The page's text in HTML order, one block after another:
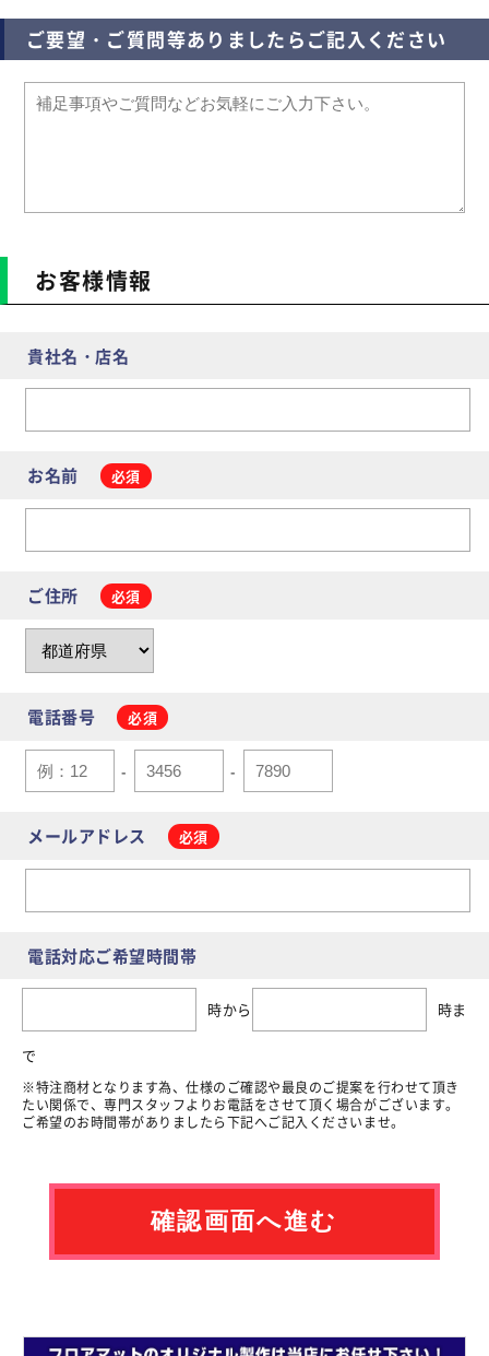
ご要望・ご質問等ありましたらご記入ください
お客様情報
貴社名・店名
お名前
ご住所
電話番号
- -
メールアドレス
電話対応ご希望時間帯
時から 時ま
で
※特注商材となります為、仕様のご確認や最良のご提案を行わせて頂き
たい関係で、専門スタッフよりお電話をさせて頂く場合がございます。
ご希望のお時間帯がありましたら下記へご記入くださいませ。